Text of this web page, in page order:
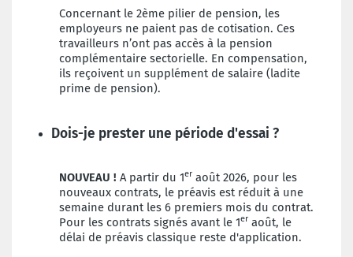
Concernant le 2ème pilier de pension, les
employeurs ne paient pas de cotisation. Ces
travailleurs n’ont pas accès à la pension
complémentaire sectorielle. En compensation,
ils reçoivent un supplément de salaire (ladite
prime de pension).
Dois-je prester une période d'essai ?
NOUVEAU ! A partir du 1er août 2026, pour les
nouveaux contrats, le préavis est réduit à une
semaine durant les 6 premiers mois du contrat.
Pour les contrats signés avant le 1er août, le
délai de préavis classique reste d'application.